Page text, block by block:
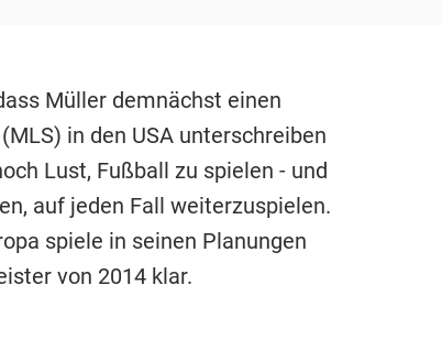
Müller demnächst einen
in den USA unterschreiben
Lust, Fußball zu spielen - und
auf jeden Fall weiterzuspielen.
spiele in seinen Planungen
von 2014 klar.